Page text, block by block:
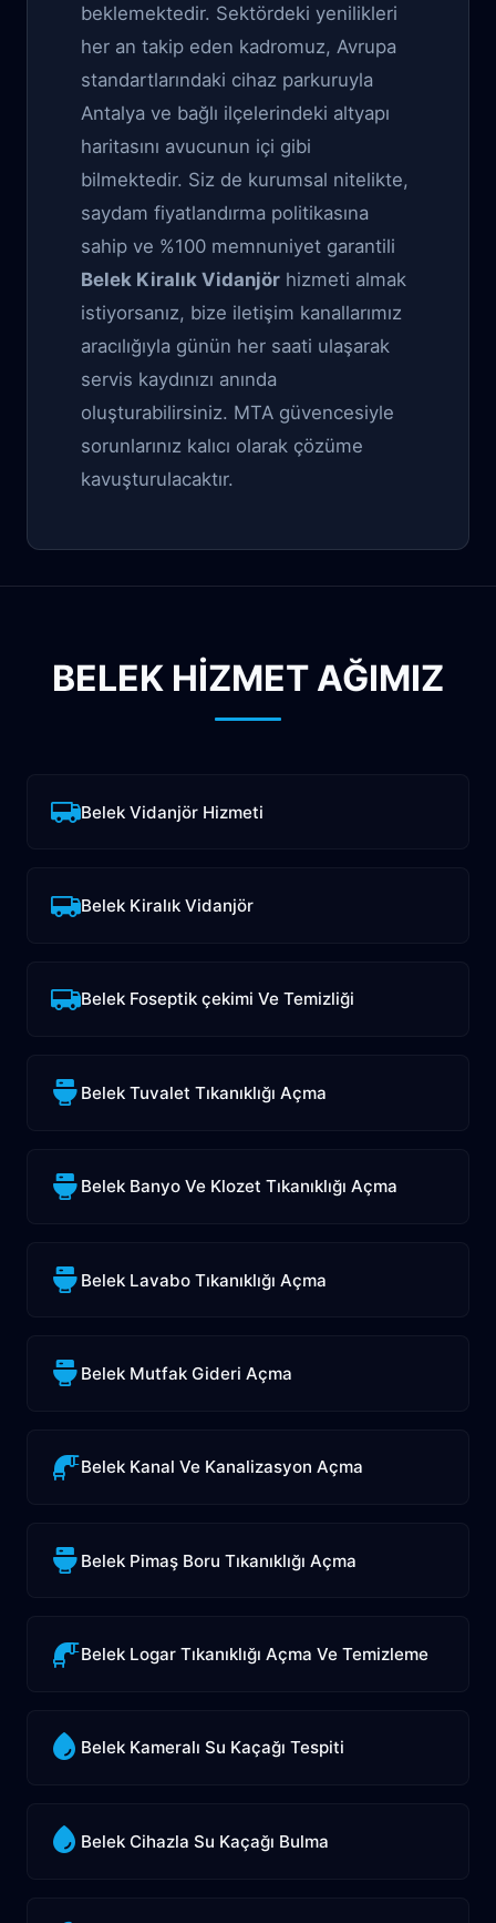
beklemektedir. Sektördeki yenilikleri
her an takip eden kadromuz, Avrupa
standartlarındaki cihaz parkuruyla
Antalya ve bağlı ilçelerindeki altyapı
haritasını avucunun içi gibi
bilmektedir. Siz de kurumsal nitelikte,
saydam fiyatlandırma politikasına
sahip ve %100 memnuniyet garantili
Belek Kiralık Vidanjör hizmeti almak
istiyorsanız, bize iletişim kanallarımız
aracılığıyla günün her saati ulaşarak
servis kaydınızı anında
oluşturabilirsiniz. MTA güvencesiyle
sorunlarınız kalıcı olarak çözüme
kavuşturulacaktır.
BELEK HİZMET AĞIMIZ
Belek Vidanjör Hizmeti
Belek Kiralık Vidanjör
Belek Foseptik çekimi Ve Temizliği
Belek Tuvalet Tıkanıklığı Açma
Belek Banyo Ve Klozet Tıkanıklığı Açma
Belek Lavabo Tıkanıklığı Açma
Belek Mutfak Gideri Açma
Belek Kanal Ve Kanalizasyon Açma
Belek Pimaş Boru Tıkanıklığı Açma
Belek Logar Tıkanıklığı Açma Ve Temizleme
Belek Kameralı Su Kaçağı Tespiti
Belek Cihazla Su Kaçağı Bulma